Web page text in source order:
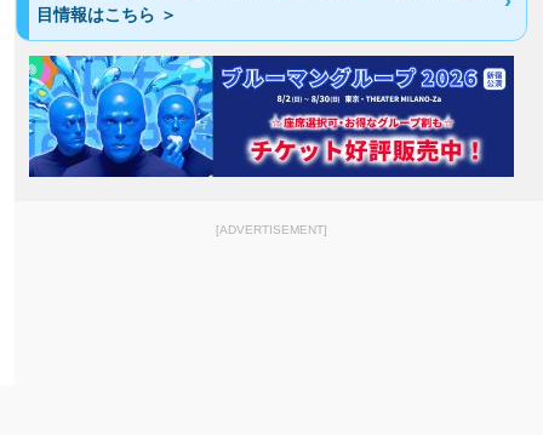
目情報はこちら ＞
[ADVERTISEMENT]